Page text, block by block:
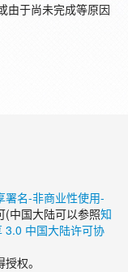
由于尚未完成等原因
署名-非商业性使用-
(中国大陆可以参照知
3.0 中国大陆许可协
权。